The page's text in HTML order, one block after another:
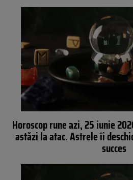
Horoscop rune azi, 25 iunie
astăzi la atac. Astrele îi
succes